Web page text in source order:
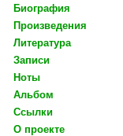
Биография
Произведения
Литература
Записи
Ноты
Альбом
Ссылки
О проекте